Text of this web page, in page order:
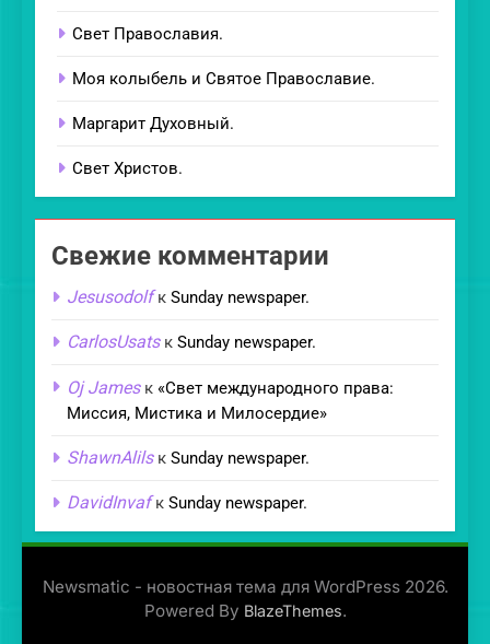
Свет Православия.
Моя колыбель и Святое Православие.
Маргарит Духовный.
Свет Христов.
Свежие комментарии
Jesusodolfк Sunday newspaper.
CarlosUsatsк Sunday newspaper.
Oj Jamesк «Свет международного права:
Миссия, Мистика и Милосердие»
ShawnAlilsк Sunday newspaper.
DavidInvafк Sunday newspaper.
Newsmatic - новостная тема для WordPress 2026.
Powered By BlazeThemes.